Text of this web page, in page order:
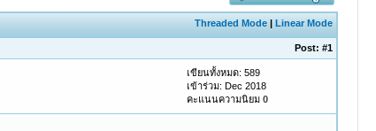
Threaded Mode |Linear Mode
Post:#1
เขียนทั้งหมด: 589
เข้าร่วม: Dec 2018
คะแนนความนิยม0